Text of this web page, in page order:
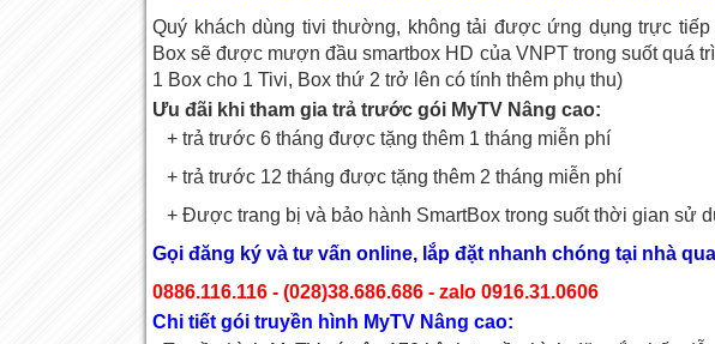
Quý khách dùng tivi thường, không tải được ứng dụng trực
Box sẽ được mượn đầu smartbox HD của VNPT trong suốt quá
1 Box cho 1 Tivi, Box thứ 2 trở lên có tính thêm phụ thu)
Ưu đãi khi tham gia trả trước gói MyTV Nâng cao:
+ trả trước 6 tháng được tặng thêm 1 tháng miễn phí
+ trả trước 12 tháng được tặng thêm 2 tháng miễn phí
+ Được trang bị và bảo hành SmartBox trong suốt thời gian sử
Gọi đăng ký và tư vấn online, lắp đặt nhanh chóng tại nhà
0886.116.116 - (028)38.686.686 - zalo 0916.31.0606
Chi tiết gói truyền hình MyTV Nâng cao: